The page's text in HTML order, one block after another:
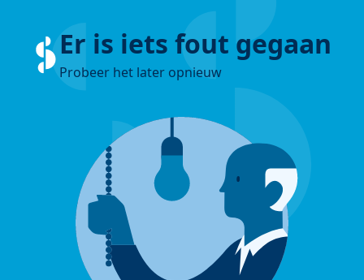
Er is iets fout gegaan
Probeer het later opnieuw